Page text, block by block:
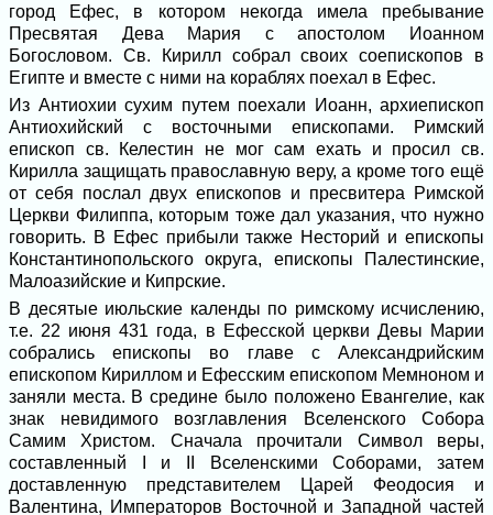
город Ефес, в котором некогда имела пребывание
Пресвятая Дева Мария с апостолом Иоанном
Богословом. Св. Кирилл собрал своих соепископов в
Египте и вместе с ними на кораблях поехал в Ефес.
Из Антиохии сухим путем поехали Иоанн, архиепископ
Антиохийский с восточными епископами. Римский
епископ св. Келестин не мог сам ехать и просил св.
Кирилла защищать православную веру, а кроме того ещё
от себя послал двух епископов и пресвитера Римской
Церкви Филиппа, которым тоже дал указания, что нужно
говорить. В Ефес прибыли также Несторий и епископы
Константинопольского округа, епископы Палестинские,
Малоазийские и Кипрские.
В десятые июльские календы по римскому исчислению,
т.е. 22 июня 431 года, в Ефесской церкви Девы Марии
собрались епископы во главе с Александрийским
епископом Кириллом и Ефесским епископом Мемноном и
заняли места. В средине было положено Евангелие, как
знак невидимого возглавления Вселенского Собора
Самим Христом. Сначала прочитали Символ веры,
составленный I и II Вселенскими Соборами, затем
доставленную представителем Царей Феодосия и
Валентина, Императоров Восточной и Западной частей